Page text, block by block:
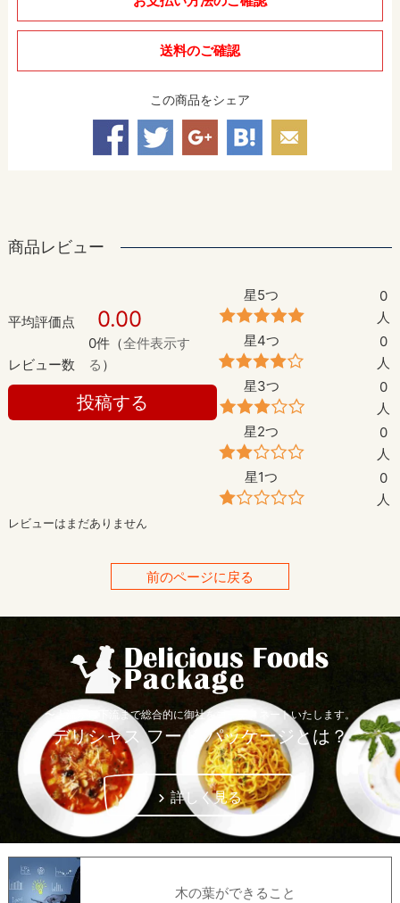
送料のご確認
この商品をシェア
商品レビュー
平均評価点 0.00
レビュー数
0件（全件表示す
る ）
投稿する
星5つ
0
人
星4つ
0
人
星3つ
0
人
星2つ
0
人
星1つ
0
人
レビューはまだありません
前のページに戻る
〜上流から下流まで総合的に御社をコーディネートいたします。
デリシャス フード パッケージとは？
詳しく見る
木の葉ができること